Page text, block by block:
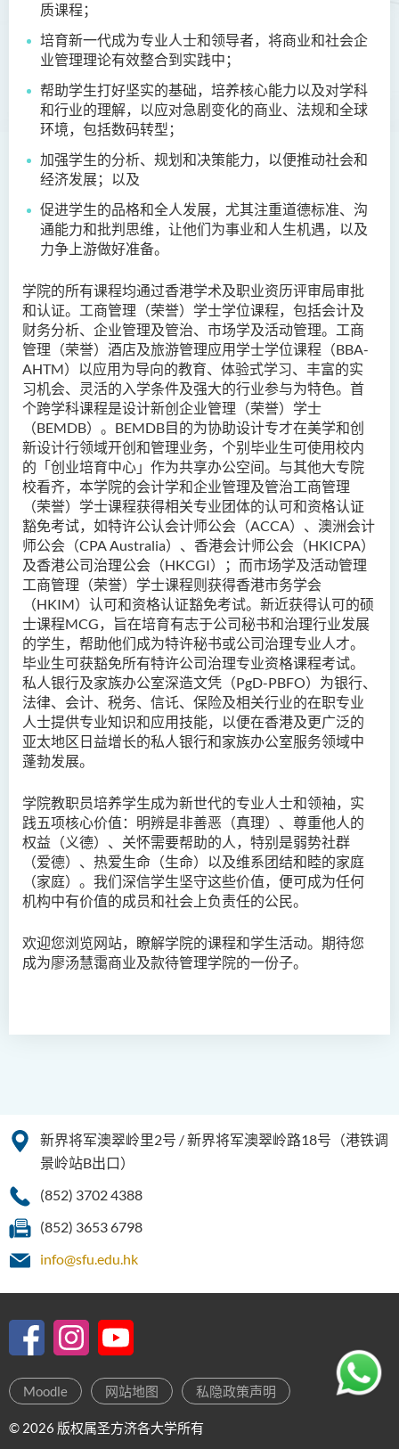
质课程；
培育新一代成为专业人士和领导者，将商业和社会企
业管理理论有效整合到实践中；
帮助学生打好坚实的基础，培养核心能力以及对学科
和行业的理解，以应对急剧变化的商业、法规和全球
环境，包括数码转型；
加强学生的分析、规划和决策能力，以便推动社会和
经济发展；以及
促进学生的品格和全人发展，尤其注重道德标准、沟
通能力和批判思维，让他们为事业和人生机遇，以及
力争上游做好准备。
学院的所有课程均通过香港学术及职业资历评审局审批
和认证。工商管理（荣誉）学士学位课程，包括会计及
财务分析、企业管理及管治、市场学及活动管理。工商
管理（荣誉） 酒店及旅游管理应用学士学位课程（BBA-
AHTM）以应用为导向的教育、体验式学习、丰富的实
习机会、灵活的入学条件及强大的行业参与为特色。 首
个跨学科课程是设计新创企业管理（荣誉）学士
（BEMDB）。BEMDB目的为协助设计专才在美学和创
新设计行领域开创和管理业务，个别毕业生可使用校内
的「创业培育中心」作为共享办公空间。与其他大专院
校看齐，本学院的会计学和企业管理及管治工商管理
（荣誉）学士课程获得相关专业团体的认可和资格认证
豁免考试，如特许公认会计师公会（ACCA）、澳洲会计
师公会（CPA Australia）、香港会计师公会（HKICPA）
及香港公司治理公会（HKCGI）；而市场学及活动管理
工商管理（荣誉）学士课程则获得香港市务学会
（HKIM）认可和资格认证豁免考试。新近获得认可的硕
士课程MCG，旨在培育有志于公司秘书和治理行业发展
的学生，帮助他们成为特许秘书或公司治理专业人才。
毕业生可获豁免所有特许公司治理专业资格课程考试。
私人银行及家族办公室深造文凭（PgD-PBFO）为银行、
法律、会计、税务、信讬、保险及相关行业的在职专业
人士提供专业知识和应用技能，以便在香港及更广泛的
亚太地区日益增长的私人银行和家族办公室服务领域中
蓬勃发展。
学院教职员培养学生成为新世代的专业人士和领袖，实
践五项核心价值：明辨是非善恶（真理）、尊重他人的
权益（义德）、关怀需要帮助的人，特别是弱势社群
（爱德）、热爱生命（生命）以及维系团结和睦的家庭
（家庭）。我们深信学生坚守这些价值，便可成为任何
机构中有价值的成员和社会上负责任的公民。
欢迎您浏览网站，瞭解学院的课程和学生活动。期待您
成为廖汤慧霭商业及款待管理学院的一份子。
新界将军澳翠岭里2号 / 新界将军澳翠岭路18号（港铁调
景岭站B出口）
(852) 3702 4388
(852) 3653 6798
info@sfu.edu.hk
Moodle 网站地图 私隐政策声明
© 2026 版权属圣方济各大学所有